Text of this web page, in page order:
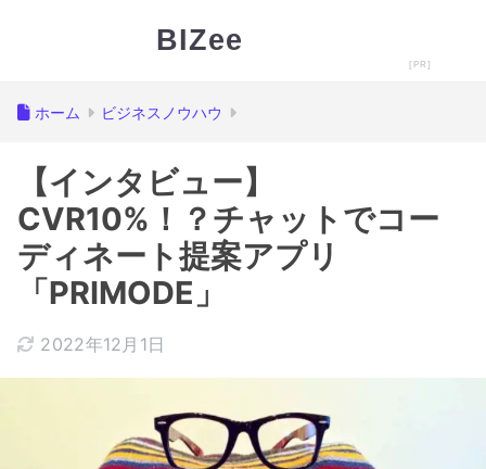
BIZee
ホーム ビジネスノウハウ
【インタビュー】
CVR10%！？チャットでコー
ディネート提案アプリ
「PRIMODE」
2022年12月1日